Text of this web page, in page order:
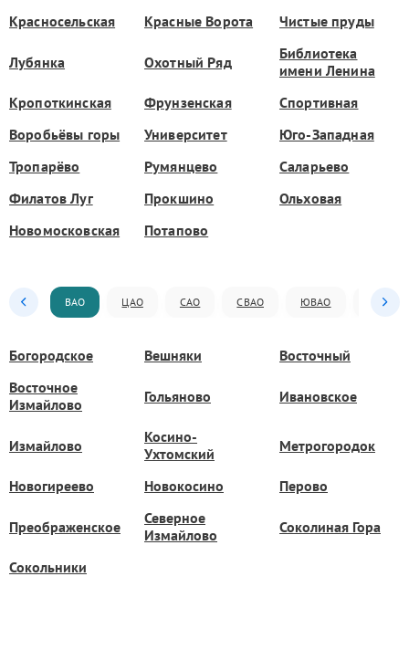
Красносельская
Красные Ворота Чистые пруды
Лубянка Охотный Ряд
Библиотека
имени Ленина
Кропоткинская
Фрунзенская
Спортивная
Воробьёвы горы
Университет
Юго-Западная
Тропарёво
Румянцево
Саларьево
Филатов Луг
Прокшино
Ольховая
Новомосковская
Потапово
ВАО ЦАО САО СВАО ЮВАО ЮАО
Богородское Вешняки
Восточный
Восточное
Измайлово
Гольяново Ивановское
Измайлово
Косино-
Ухтомский
Метрогородок
Новогиреево Новокосино Перово
Преображенское
Северное
Измайлово
Соколиная Гора
Сокольники